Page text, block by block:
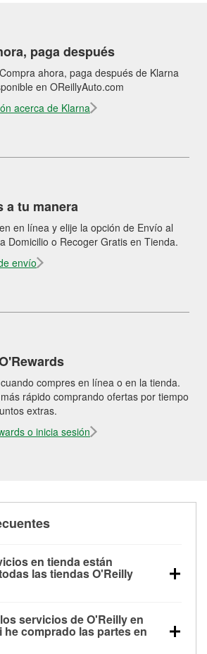
paga después
ahora, paga después de Klarna
en OReillyAuto.com
acerca de Klarna
a tu manera
en línea y elije la opción de Envío al
Domicilio o Recoger Gratis en Tienda.
envío
compres en línea o en la tienda.
rápido comprando ofertas por tiempo
extras.
o inicia sesión
en tienda están
las tiendas O'Reilly
pruebas de alternador y
revisión de la luz “Check Engine”
servicios de O'Reilly en
he comprado las partes en